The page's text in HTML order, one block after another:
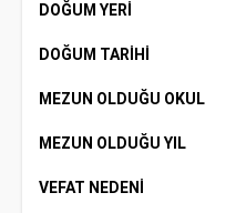
DOĞUM YERİ
DOĞUM TARİHİ
MEZUN OLDUĞU OKUL
MEZUN OLDUĞU YIL
VEFAT NEDENİ